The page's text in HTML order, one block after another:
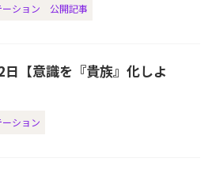
ーション 公開記事
日【意識を『貴族』化しよ
ーション